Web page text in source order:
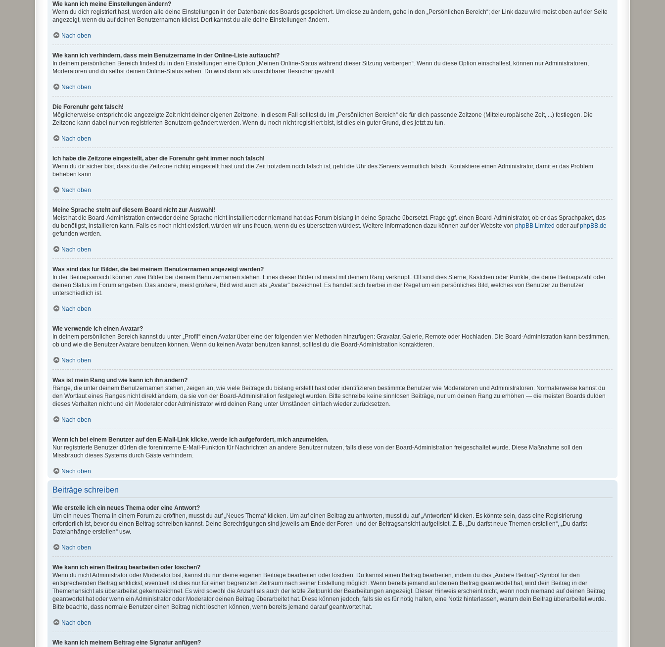
Wie kann ich meine Einstellungen ändern?
Wenn du dich registriert hast, werden alle deine Einstellungen in der Datenbank des Boards gespeichert. Um diese zu ändern, gehe in den „Persönlichen Bereich“; der Link dazu wird meist oben auf der Seite
angezeigt, wenn du auf deinen Benutzernamen klickst. Dort kannst du alle deine Einstellungen ändern.
Nach oben
Wie kann ich verhindern, dass mein Benutzername in der Online-Liste auftaucht?
In deinem persönlichen Bereich findest du in den Einstellungen eine Option „Meinen Online-Status während dieser Sitzung verbergen“. Wenn du diese Option einschaltest, können nur Administratoren,
Moderatoren und du selbst deinen Online-Status sehen. Du wirst dann als unsichtbarer Besucher gezählt.
Nach oben
Die Forenuhr geht falsch!
Möglicherweise entspricht die angezeigte Zeit nicht deiner eigenen Zeitzone. In diesem Fall solltest du im „Persönlichen Bereich“ die für dich passende Zeitzone (Mitteleuropäische Zeit, ...) festlegen. Die
Zeitzone kann dabei nur von registrierten Benutzern geändert werden. Wenn du noch nicht registriert bist, ist dies ein guter Grund, dies jetzt zu tun.
Nach oben
Ich habe die Zeitzone eingestellt, aber die Forenuhr geht immer noch falsch!
Wenn du dir sicher bist, dass du die Zeitzone richtig eingestellt hast und die Zeit trotzdem noch falsch ist, geht die Uhr des Servers vermutlich falsch. Kontaktiere einen Administrator, damit er das Problem
beheben kann.
Nach oben
Meine Sprache steht auf diesem Board nicht zur Auswahl!
Meist hat die Board-Administration entweder deine Sprache nicht installiert oder niemand hat das Forum bislang in deine Sprache übersetzt. Frage ggf. einen Board-Administrator, ob er das Sprachpaket, das
du benötigst, installieren kann. Falls es noch nicht existiert, würden wir uns freuen, wenn du es übersetzen würdest. Weitere Informationen dazu können auf der Website von phpBB Limited oder aufphpBB.de
gefunden werden.
Nach oben
Was sind das für Bilder, die bei meinem Benutzernamen angezeigt werden?
In der Beitragsansicht können zwei Bilder bei deinem Benutzernamen stehen. Eines dieser Bilder ist meist mit deinem Rang verknüpft: Oft sind dies Sterne, Kästchen oder Punkte, die deine Beitragszahl oder
deinen Status im Forum angeben. Das andere, meist größere, Bild wird auch als „Avatar“ bezeichnet. Es handelt sich hierbei in der Regel um ein persönliches Bild, welches von Benutzer zu Benutzer
unterschiedlich ist.
Nach oben
Wie verwende ich einen Avatar?
In deinem persönlichen Bereich kannst du unter „Profil“ einen Avatar über eine der folgenden vier Methoden hinzufügen: Gravatar, Galerie, Remote oder Hochladen. Die Board-Administration kann bestimmen,
ob und wie die Benutzer Avatare benutzen können. Wenn du keinen Avatar benutzen kannst, solltest du die Board-Administration kontaktieren.
Nach oben
Was ist mein Rang und wie kann ich ihn ändern?
Ränge, die unter deinem Benutzernamen stehen, zeigen an, wie viele Beiträge du bislang erstellt hast oder identifizieren bestimmte Benutzer wie Moderatoren und Administratoren. Normalerweise kannst du
den Wortlaut eines Ranges nicht direkt ändern, da sie von der Board-Administration festgelegt wurden. Bitte schreibe keine sinnlosen Beiträge, nur um deinen Rang zu erhöhen — die meisten Boards dulden
dieses Verhalten nicht und ein Moderator oder Administrator wird deinen Rang unter Umständen einfach wieder zurücksetzen.
Nach oben
Wenn ich bei einem Benutzer auf den E-Mail-Link klicke, werde ich aufgefordert, mich anzumelden.
Nur registrierte Benutzer dürfen die foreninterne E-Mail-Funktion für Nachrichten an andere Benutzer nutzen, falls diese von der Board-Administration freigeschaltet wurde. Diese Maßnahme soll den
Missbrauch dieses Systems durch Gäste verhindern.
Nach oben
Beiträge schreiben
Wie erstelle ich ein neues Thema oder eine Antwort?
Um ein neues Thema in einem Forum zu eröffnen, musst du auf „Neues Thema“ klicken. Um auf einen Beitrag zu antworten, musst du auf „Antworten“ klicken. Es könnte sein, dass eine Registrierung
erforderlich ist, bevor du einen Beitrag schreiben kannst. Deine Berechtigungen sind jeweils am Ende der Foren- und der Beitragsansicht aufgelistet. Z. B. „Du darfst neue Themen erstellen“, „Du darfst
Dateianhänge erstellen“ usw.
Nach oben
Wie kann ich einen Beitrag bearbeiten oder löschen?
Wenn du nicht Administrator oder Moderator bist, kannst du nur deine eigenen Beiträge bearbeiten oder löschen. Du kannst einen Beitrag bearbeiten, indem du das „Ändere Beitrag“-Symbol für den
entsprechenden Beitrag anklickst; eventuell ist dies nur für einen begrenzten Zeitraum nach seiner Erstellung möglich. Wenn bereits jemand auf deinen Beitrag geantwortet hat, wird dein Beitrag in der
Themenansicht als überarbeitet gekennzeichnet. Es wird sowohl die Anzahl als auch der letzte Zeitpunkt der Bearbeitungen angezeigt. Dieser Hinweis erscheint nicht, wenn noch niemand auf deinen Beitrag
geantwortet hat oder wenn ein Administrator oder Moderator deinen Beitrag überarbeitet hat. Diese können jedoch, falls sie es für nötig halten, eine Notiz hinterlassen, warum dein Beitrag überarbeitet wurde.
Bitte beachte, dass normale Benutzer einen Beitrag nicht löschen können, wenn bereits jemand darauf geantwortet hat.
Nach oben
Wie kann ich meinem Beitrag eine Signatur anfügen?